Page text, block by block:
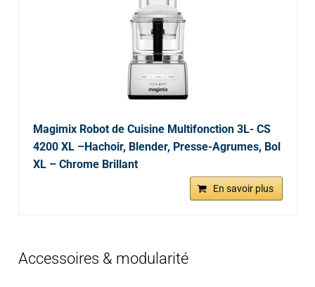
Magimix Robot de Cuisine Multifonction 3L- CS
4200 XL –Hachoir, Blender, Presse-Agrumes, Bol
XL – Chrome Brillant
En savoir plus
Accessoires & modularité